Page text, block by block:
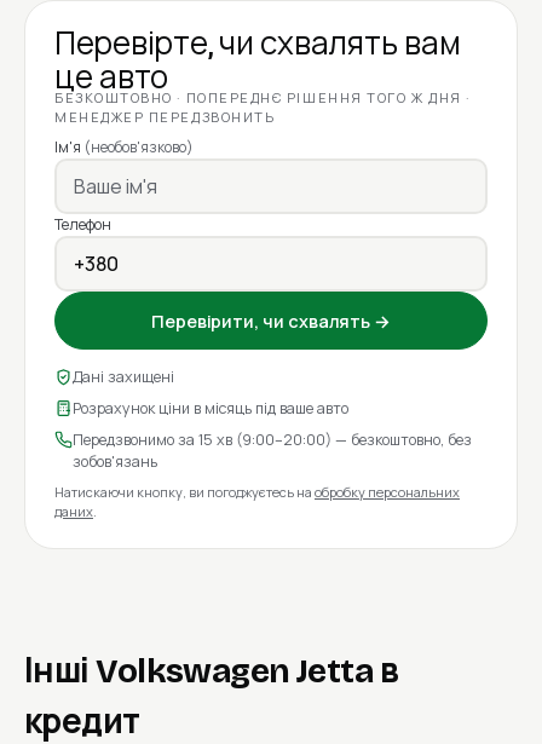
Перевірте, чи схвалять вам
це авто
БЕЗКОШТОВНО · ПОПЕРЕДНЄ РІШЕННЯ ТОГО Ж ДНЯ ·
МЕНЕДЖЕР ПЕРЕДЗВОНИТЬ
Ім'я (необов'язково)
Телефон
Перевірити, чи схвалять →
Дані захищені
Розрахунок ціни в місяць під ваше авто
Передзвонимо за 15 хв (9:00–20:00) — безкоштовно, без
зобов'язань
Натискаючи кнопку, ви погоджуєтесь на обробку персональних
даних.
Інші Volkswagen Jetta в
кредит